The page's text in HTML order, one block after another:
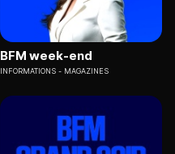
BFM week-end
INFORMATIONS MAGAZINES